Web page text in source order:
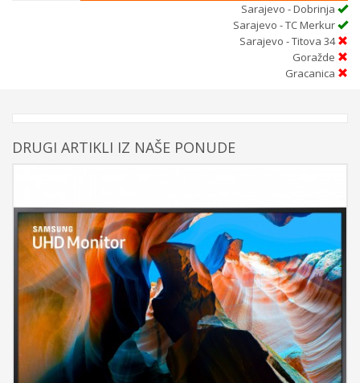
Sarajevo - Dobrinja
Sarajevo - TC Merkur
Sarajevo - Titova 34
Goražde
Gracanica
DRUGI ARTIKLI IZ NAŠE PONUDE